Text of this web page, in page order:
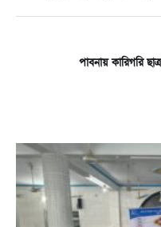
পাবনায় কারিগরি